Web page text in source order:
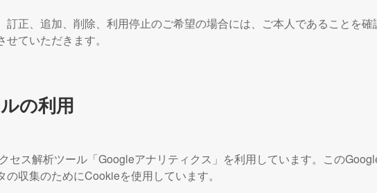
訂正、追加、削除、利用停止のご希望の場合には、ご本人であることを確
ていただきます。
の利用
セス解析ツール「Googleアナリティクス」を利用しています。この
収集のためにCookieを使用しています。